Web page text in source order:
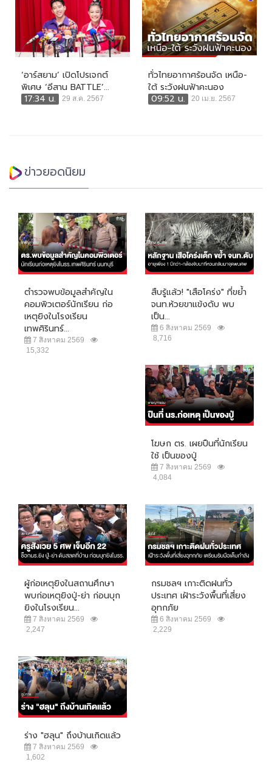
‘อาร์สยาม’ เปิดโปรเจกต์
พิเศษ ‘อีสาน BATTLE’...
17:34 น.
29 ส.ค. 2567
ทั่วไทยอากาศร้อนจัด เหนือ-
ใต้ ระวังฝนฟ้าคะนอง
09:52 น.
20 เม.ย. 2567
ข่าวยอดนิยม
ตำรวจพบข้อมูลสำคัญใน
คอมพิวเตอร์นักเรียน ก่อ
เหตุยิงในโรงเรียน
เทพศิรินทร์...
7 สิงหาคม 2569
15,332
สืบรู้แล้ว! "เสือโคร่ง" ที่ขย้ำ
จนท.ห้วยขาแข้งดับ พบ
เป็น...
6 สิงหาคม 2569
8,716
โฆษก ตร. เผยปืนที่นักเรียน
ใช้ เป็นของปู่
7 สิงหาคม 2569
4,084
ผู้ก่อเหตุยิงในสถานศึกษา
พบก่อเหตุยิงปู่-ย่า ก่อนบุก
ยิงในโรงเรียน...
7 สิงหาคม 2569
2,247
กรมชลฯ เกาะติดฝนทั่ว
ประเทศ เฝ้าระวังพื้นที่เสี่ยง
อุทกภัย
6 สิงหาคม 2569
2,229
ร่าง "ฮลุน" ถึงบ้านเกิดแล้ว
7 สิงหาคม 2569
1,602